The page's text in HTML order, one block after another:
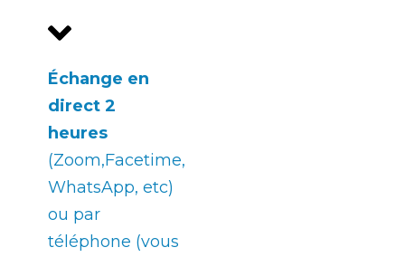
Échange en
direct 2
heures
(Zoom,Facetime,
WhatsApp, etc)
ou par
téléphone (vous